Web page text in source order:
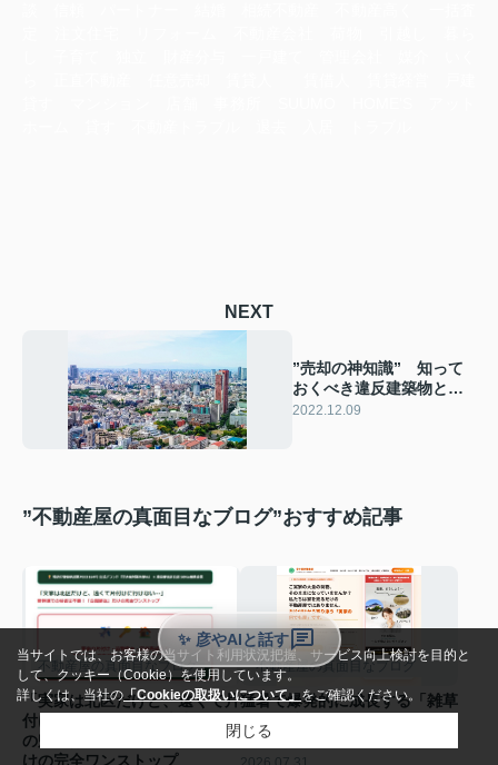
NEXT
”売却の神知識” 知って
おくべき違反建築物と既
存不適格建築物とは
2022.12.09
”不動産屋の真面目なブログ”おすすめ記事
不動産屋の真面目なブログ
「実家は北区だけど、遠くて片
付けに行けない…」 新幹線で
の帰省は不要！「合鍵郵送」だ
けの完全ワンストップ
不動産屋の真面目なブログ
猛暑で爆発的に成長する「雑草
る前に…
✨ 彦やAIと話す
当サイトでは、お客様の当サイト利用状況把握、サービス向上検討を目的と
して、クッキー（Cookie）を使用しています。
詳しくは、当社の 「Cookieの取扱いについて」をご確認ください。
閉じる